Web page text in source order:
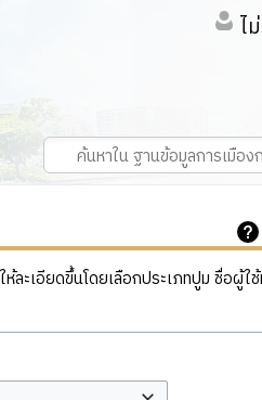
ไ
ะเอียดขึ้นโดยเลือกประเภทปูม ชื่อผู้ใ